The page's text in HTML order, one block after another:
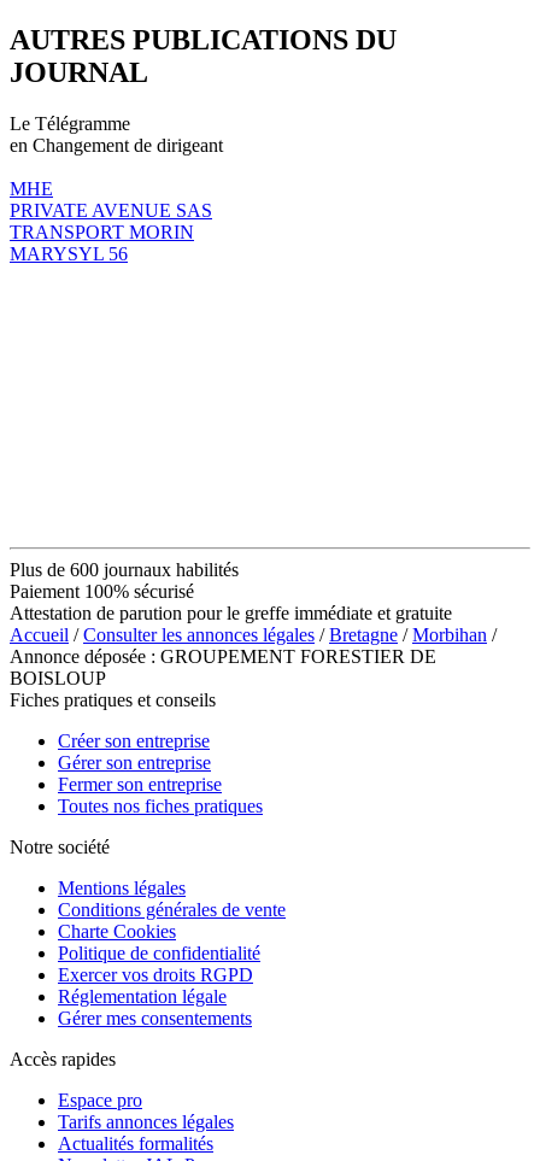
AUTRES PUBLICATIONS DU
JOURNAL
Le Télégramme
en Changement de dirigeant
MHE
PRIVATE AVENUE SAS
TRANSPORT MORIN
MARYSYL 56
Plus de 600 journaux habilités
Paiement 100% sécurisé
Attestation de parution pour le greffe immédiate et gratuite
Accueil /Consulter les annonces légales /Bretagne /Morbihan /
Annonce déposée : GROUPEMENT FORESTIER DE
BOISLOUP
Fiches pratiques et conseils
Créer son entreprise
Gérer son entreprise
Fermer son entreprise
Toutes nos fiches pratiques
Notre société
Mentions légales
Conditions générales de vente
Charte Cookies
Politique de confidentialité
Exercer vos droits RGPD
Réglementation légale
Gérer mes consentements
Accès rapides
Espace pro
Tarifs annonces légales
Actualités formalités